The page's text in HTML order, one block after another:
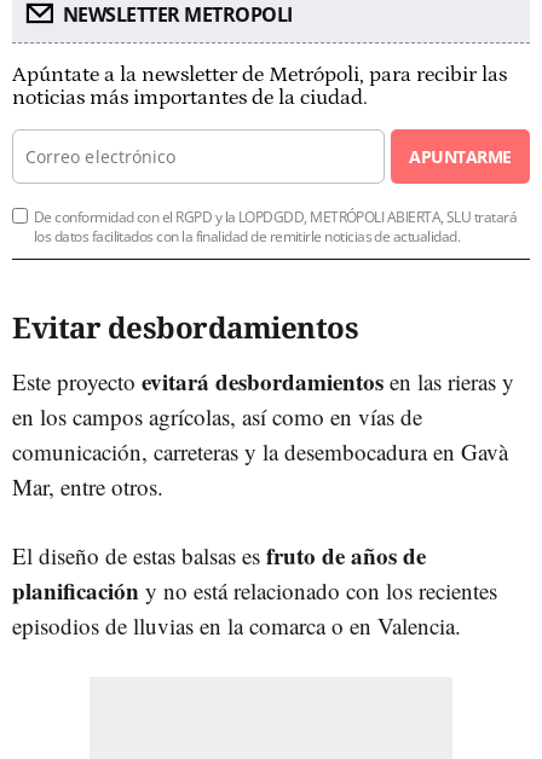
NEWSLETTER METROPOLI
Apúntate a la newsletter de Metrópoli, para recibir las
noticias más importantes de la ciudad.
APUNTARME
De conformidad con el RGPD y la LOPDGDD, METRÓPOLI ABIERTA, SLU tratará
los datos facilitados con la finalidad de remitirle noticias de actualidad.
Evitar desbordamientos
Este proyecto evitará desbordamientos en las rieras y
en los campos agrícolas, así como en vías de
comunicación, carreteras y la desembocadura en Gavà
Mar, entre otros.
El diseño de estas balsas es fruto de años de
planificación y no está relacionado con los recientes
episodios de lluvias en la comarca o en Valencia.